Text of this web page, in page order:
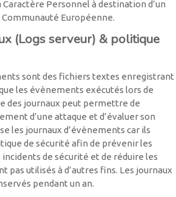
Personnel à destination d’un
Européenne.
(Logs serveur) & politique
sont des fichiers textes enregistrant
les évènements exécutés lors de
des journaux peut permettre de
d’une attaque et d’évaluer son
les journaux d’évènements car ils
de sécurité afin de prévenir les
incidents de sécurité et de réduire les
pas utilisés à d’autres fins. Les journaux
pendant un an.